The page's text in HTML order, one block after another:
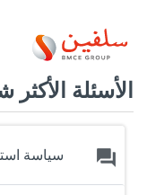
المحتوى
الرئيسي
الأسئلة الأكثر
forum سياسة